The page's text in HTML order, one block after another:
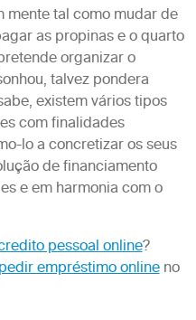
mente tal como mudar de
as propinas e o quarto
organizar o
talvez pondera
existem vários tipos
com finalidades
lo a concretizar os seus
de financiamento
e em harmonia com o
pessoal online?
pedir empréstimo onlineno